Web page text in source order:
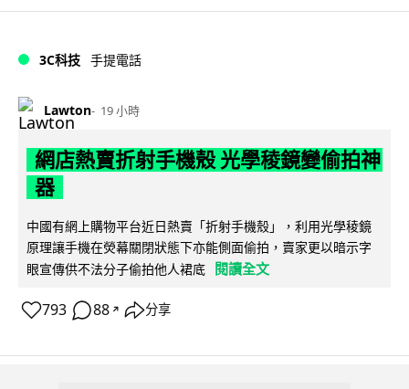
3C科技 手提電話
Lawton 19 小時
網店熱賣折射手機殼 光學稜鏡變偷拍神
器
中國有網上購物平台近日熱賣「折射手機殼」，利用光學稜鏡
原理讓手機在熒幕關閉狀態下亦能側面偷拍，賣家更以暗示字
眼宣傳供不法分子偷拍他人裙底
閱讀全文
793 88 ↗ 分享